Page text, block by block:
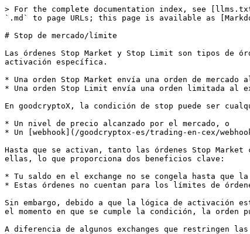
> For the complete documentation index, see
`.md` to page URLs; this page is available as
# Stop de mercado/límite
Las órdenes Stop Market y Stop Limit son tipos de
activación específica.
* Una orden Stop Market envía una orden de
* Una orden Stop Limit envía una orden limitada al
En goodcryptoX, la condición de stop puede ser
* Un nivel de precio alcanzado por el mercado, o
* Un [webhook](/goodcryptox-es/trading-en-cex/
Hasta que se activan, tanto las órdenes Stop Market
ellas, lo que proporciona dos beneficios clave:
* Tu saldo en el exchange no se congela hasta
* Estas órdenes no cuentan para los límites de
Sin embargo, debido a que la lógica de activación
el momento en que se cumple la condición, la orden
A diferencia de algunos exchanges que restringen